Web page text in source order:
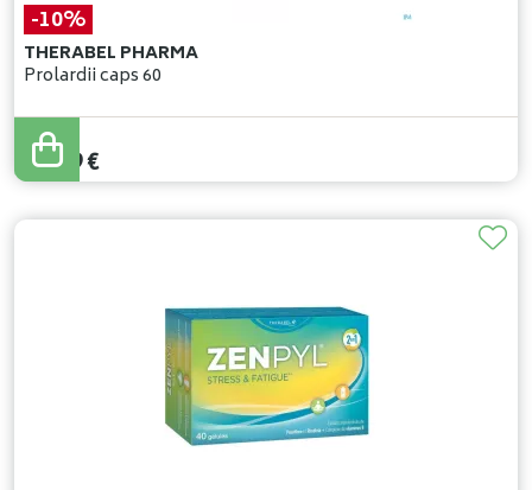
-10%
THERABEL PHARMA
Prolardii caps 60
40,66
36,59€